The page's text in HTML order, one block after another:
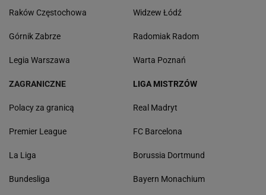
Raków Częstochowa
Górnik Zabrze
Legia Warszawa
Widzew Łódź
Radomiak Radom
Warta Poznań
ZAGRANICZNE
Polacy za granicą
Premier League
La Liga
Bundesliga
LIGA MISTRZÓW
Real Madryt
FC Barcelona
Borussia Dortmund
Bayern Monachium